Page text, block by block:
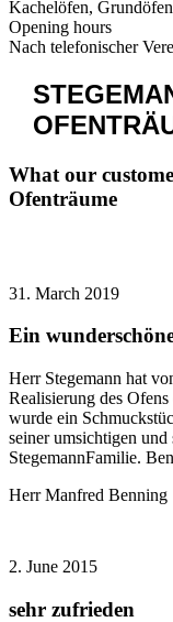
Kachelöfen, Grundöfen
Opening hours
Nach telefonischer
What our
Ofenträume
31. March 2019
Ein
Herr Stegemann hat
Realisierung des
wurde ein
seiner umsichtigen
StegemannFamilie.
Herr Manfred Benning
2. June 2015
sehr zufrieden